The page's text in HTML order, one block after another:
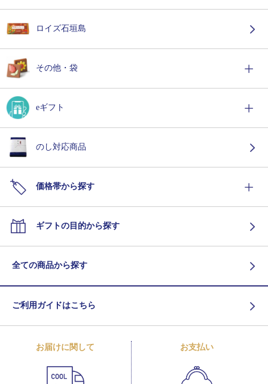
ロイズ石垣島
その他・袋
eギフト
のし対応商品
価格帯から探す
ギフトの目的から探す
全ての商品から探す
ご利用ガイドはこちら
お届けに関して お支払い